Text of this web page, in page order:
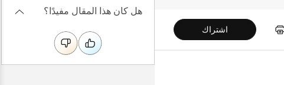
اشتراك
هل كان هذا المقال مفيدًا؟